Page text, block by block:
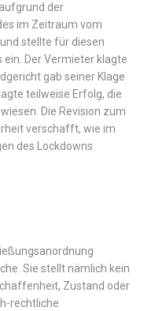
aufgrund der
im Zeitraum vom
und stellte für diesen
ein. DerVermieter klagte
gab seiner Klage
teilweise Erfolg, die
. Die Revision zum
verschafft, wie im
des Lockdowns
. Sie stelltnämlich kein
, Zustand oder
rechtliche